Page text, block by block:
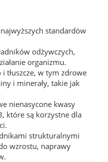
standardów
odżywczych,
organizmu.
i tłuszcze, w tym zdrowe
i minerały, takie jak
nienasycone kwasy
które są korzystne dla
strukturalnymi
wzrostu, naprawy